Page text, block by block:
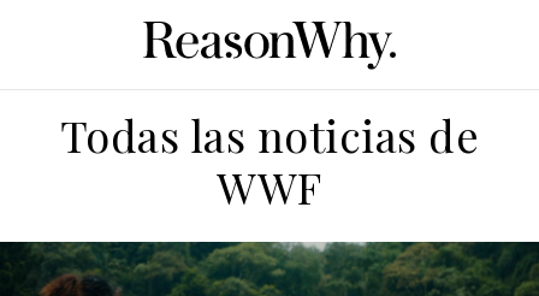
Todas las noticias de
WWF